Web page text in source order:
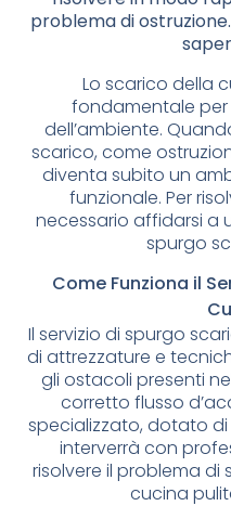
problema di
Lo scarico della
fondamentale per
dell’ambiente.
scarico, come
diventa subito un
funzionale. Per
necessario affidarsi a
spurgo
Come Funziona il
Il servizio di spurgo
di attrezzature e
gli ostacoli presenti
corretto flusso
specializzato, dotato
interverrà con
risolvere il problema
cucina